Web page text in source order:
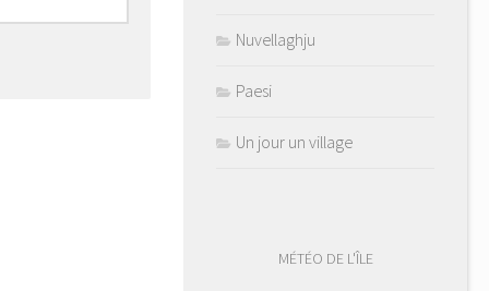
Nuvellaghju
Paesi
Un jour un village
MÉTÉO DE L'ÎLE